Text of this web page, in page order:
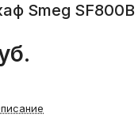
Smeg SF800B